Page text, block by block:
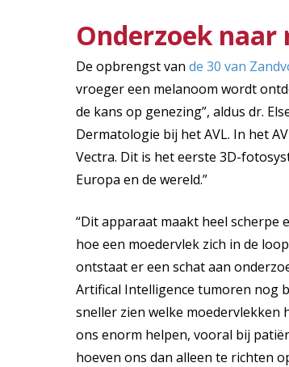
Onderzoek naar
De opbrengst van de 30 van
vroeger een melanoom wordt
de kans op genezing”, aldus dr.
Dermatologie bij het AVL. In het
Vectra. Dit is het eerste 3D-
Europa en de wereld.”
“Dit apparaat maakt heel scherpe
hoe een moedervlek zich in de
ontstaat er een schat aan
Artifical Intelligence tumoren nog
sneller zien welke moedervlekken
ons enorm helpen, vooral bij
hoeven ons dan alleen te richten